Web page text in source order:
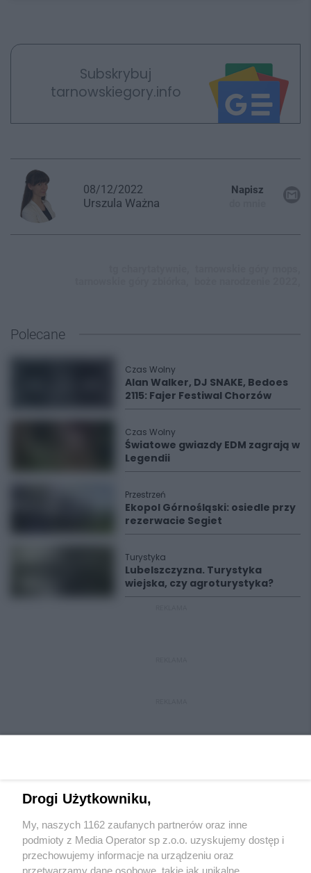
Subskrybuj
tarnowskiegory.info
08/12/2022
Urszula Ważna
Napisz
Polecane
Czas Wolny
Alan Walker, DJ SNAKE, Bedoes
2115: Fajer Festiwal Chorzów
Czas Wolny
Światowe gwiazdy EDM zagrają w
Legendii
Przestrzeń
Ekopol Górnośląski: osiedle przy
rezerwacie Segiet
Turystyka
Lubelszczyzna. Turystyka
wiejska, czy agroturystyka?
Wydawca mediówlokalnych
Drogi Użytkowniku,
My, naszych 1162 zaufanych partnerów oraz inne
podmioty z Media Operator sp z.o.o. uzyskujemy dostęp i
przechowujemy informacje na urządzeniu oraz
przetwarzamy dane osobowe, takie jak unikalne